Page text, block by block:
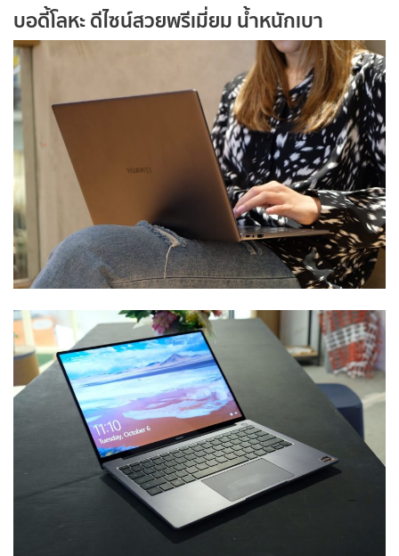
บอดี้โลหะ ดีไซน์สวยพรีเมี่ยม น้ำหนักเบา